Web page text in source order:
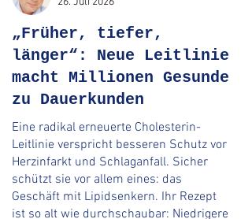
„Früher, tiefer,
länger“: Neue Leitlinie
macht Millionen Gesunde
zu Dauerkunden
Eine radikal erneuerte Cholesterin-
Leitlinie verspricht besseren Schutz vor
Herzinfarkt und Schlaganfall. Sicher
schützt sie vor allem eines: das
Geschäft mit Lipidsenkern. Ihr Rezept
ist so alt wie durchschaubar: Niedrigere